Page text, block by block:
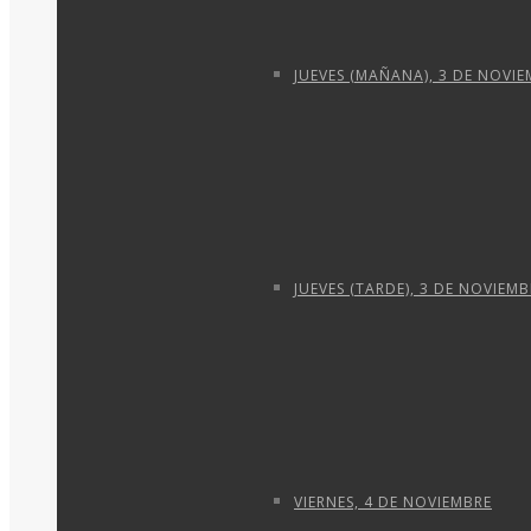
JUEVES (MAÑANA), 3 DE
JUEVES (TARDE), 3 DE
VIERNES, 4 DE NOVIEMBRE